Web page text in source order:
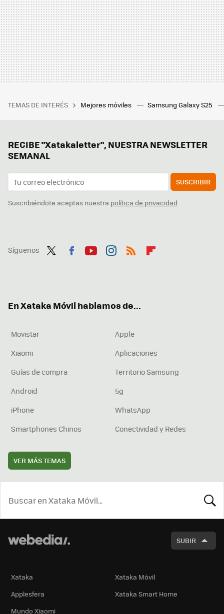
TEMAS DE INTERÉS Mejores móviles Samsung Galaxy S25
RECIBE "Xatakaletter", NUESTRA NEWSLETTER
SEMANAL
SUSCRIBIR
Suscribiéndote aceptas nuestra política de privacidad
Síguenos
En Xataka Móvil hablamos de...
Movistar
Apple
Xiaomi
Aplicaciones
Guías de compra
Territorio Samsung
Android
5g
iPhone
WhatsApp
Smartphones Chinos
Conectividad y Redes
VER MÁS TEMAS
SUBIR
Xataka
Xataka Móvil
Applesfera
Xataka Smart Home
Mundo Xiaomi